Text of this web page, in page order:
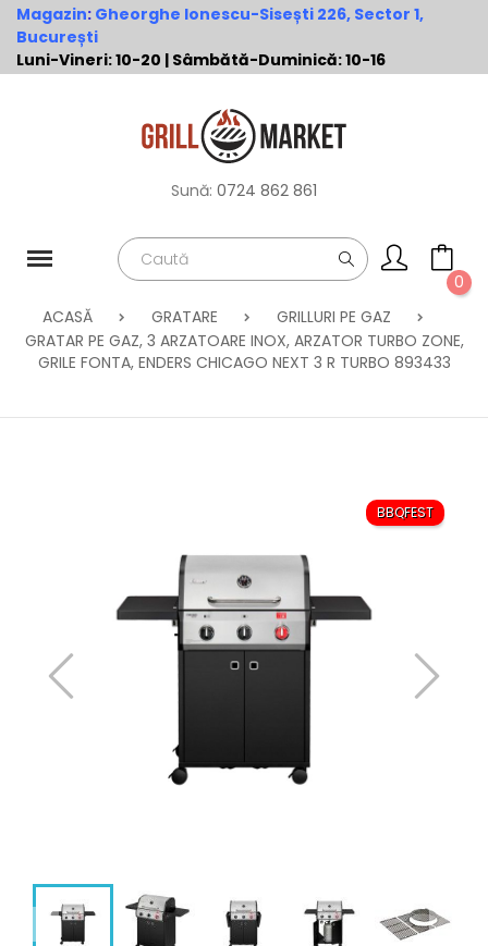
Magazin: Gheorghe Ionescu-Sisești 226, Sector 1,
București
Luni-Vineri: 10-20 | Sâmbătă-Duminică: 10-16
Sună: 0724 862 861
0
ACASĂ
GRATARE
GRILLURI PE GAZ
GRATAR PE GAZ, 3 ARZATOARE INOX, ARZATOR TURBO ZONE,
GRILE FONTA, ENDERS CHICAGO NEXT 3 R TURBO 893433
BBQFEST